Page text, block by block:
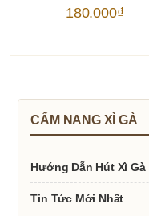
180.000₫
CẨM NANG XÌ GÀ
Hướng Dẫn Hút Xì Gà
Tin Tức Mới Nhất